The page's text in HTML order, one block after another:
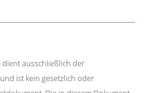
dient ausschließlich der
ist kein gesetzlich oder